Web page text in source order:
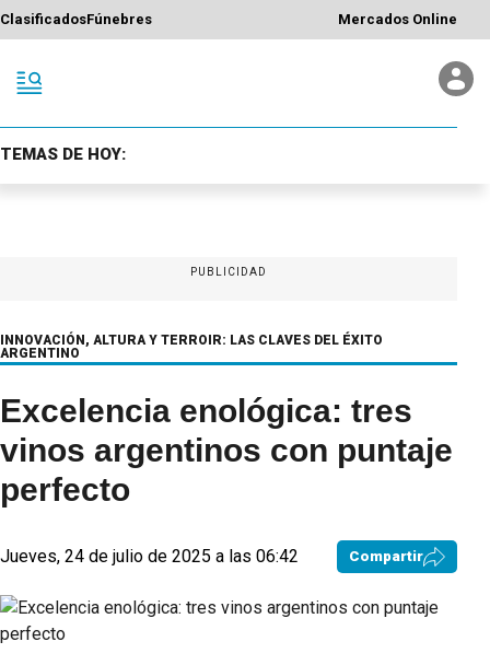
ClasificadosFúnebres Mercados Online
TEMAS DE HOY:
PUBLICIDAD
INNOVACIÓN, ALTURA Y TERROIR: LAS CLAVES DEL ÉXITO
ARGENTINO
Excelencia enológica: tres
vinos argentinos con puntaje
perfecto
Jueves, 24 de julio de 2025 a las 06:42 Compartir